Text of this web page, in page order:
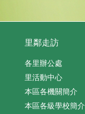
里鄰走訪
各里辦公處
里活動中心
本區各機關簡介
本區各級學校簡介